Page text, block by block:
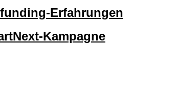
Erfahrungen
Kampagne